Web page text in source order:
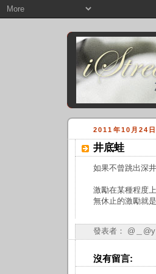
2011年10月24
井底蛙
如果不曾跳出深
激勵在某種程度
無休止的激勵就
發表者： @＿@y
沒有留言: